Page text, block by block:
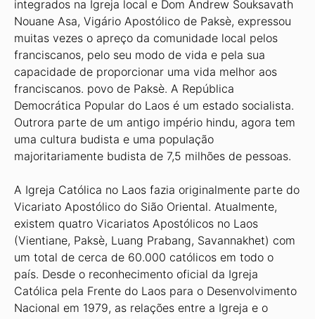
integrados na Igreja local e Dom Andrew Souksavath
Nouane Asa, Vigário Apostólico de Paksè, expressou
muitas vezes o apreço da comunidade local pelos
franciscanos, pelo seu modo de vida e pela sua
capacidade de proporcionar uma vida melhor aos
franciscanos. povo de Paksè. A República
Democrática Popular do Laos é um estado socialista.
Outrora parte de um antigo império hindu, agora tem
uma cultura budista e uma população
majoritariamente budista de 7,5 milhões de pessoas.
A Igreja Católica no Laos fazia originalmente parte do
Vicariato Apostólico do Sião Oriental. Atualmente,
existem quatro Vicariatos Apostólicos no Laos
(Vientiane, Paksè, Luang Prabang, Savannakhet) com
um total de cerca de 60.000 católicos em todo o
país. Desde o reconhecimento oficial da Igreja
Católica pela Frente do Laos para o Desenvolvimento
Nacional em 1979, as relações entre a Igreja e o